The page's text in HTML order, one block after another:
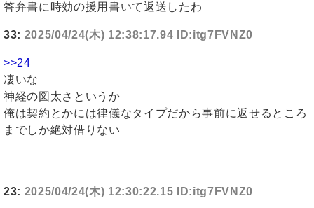
答弁書に時効の援用書いて返送したわ
33: 2025/04/24(木) 12:38:17.94 ID:itg7FVNZ0
>>24
凄いな
神経の図太さというか
俺は契約とかには律儀なタイプだから事前に返せるところ
までしか絶対借りない
23: 2025/04/24(木) 12:30:22.15 ID:itg7FVNZ0